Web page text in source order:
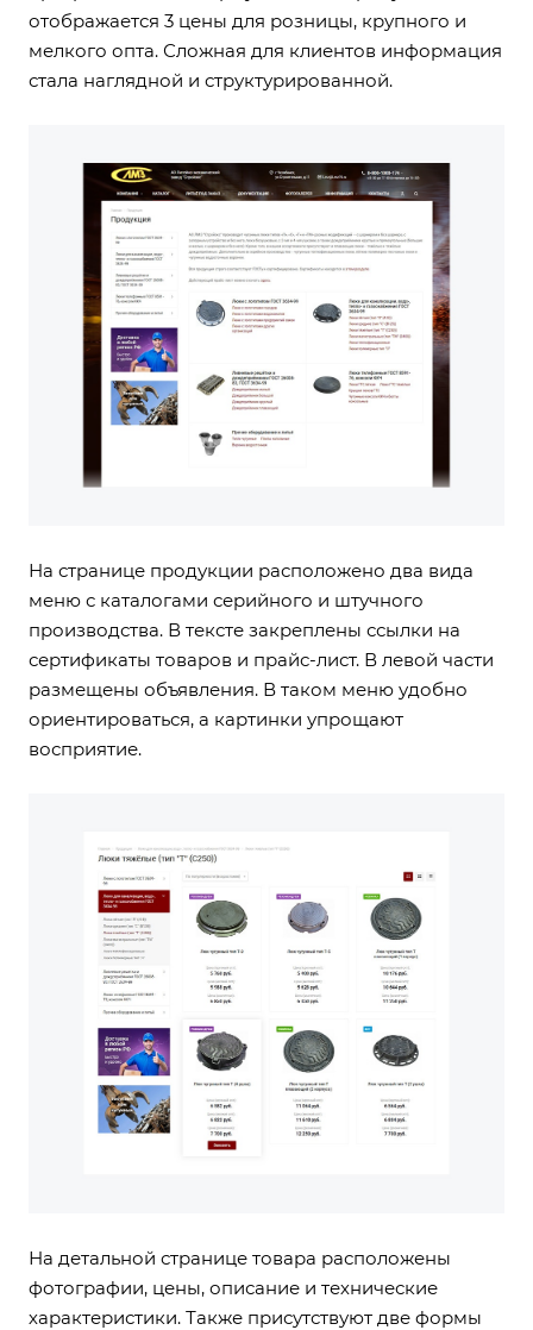
отображается 3 цены для розницы, крупного и
мелкого опта. Сложная для клиентов информация
стала наглядной и структурированной.
На странице продукции расположено два вида
меню с каталогами серийного и штучного
производства. В тексте закреплены ссылки на
сертификаты товаров и прайс-лист. В левой части
размещены объявления. В таком меню удобно
ориентироваться, а картинки упрощают
восприятие.
На детальной странице товара расположены
фотографии, цены, описание и технические
характеристики. Также присутствуют две формы